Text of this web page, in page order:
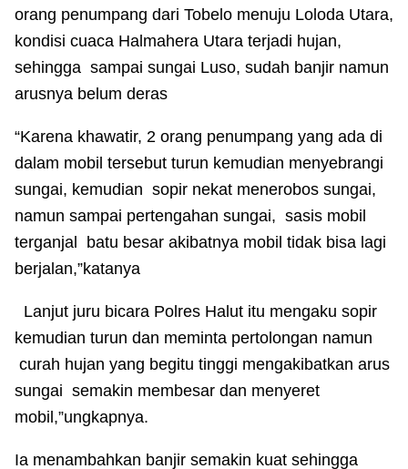
orang penumpang dari Tobelo menuju Loloda Utara,
kondisi cuaca Halmahera Utara terjadi hujan,
sehingga sampai sungai Luso, sudah banjir namun
arusnya belum deras
“Karena khawatir, 2 orang penumpang yang ada di
dalam mobil tersebut turun kemudian menyebrangi
sungai, kemudian sopir nekat menerobos sungai,
namun sampai pertengahan sungai, sasis mobil
terganjal batu besar akibatnya mobil tidak bisa lagi
berjalan,”katanya
Lanjut juru bicara Polres Halut itu mengaku sopir
kemudian turun dan meminta pertolongan namun
curah hujan yang begitu tinggi mengakibatkan arus
sungai semakin membesar dan menyeret
mobil,”ungkapnya.
Ia menambahkan banjir semakin kuat sehingga